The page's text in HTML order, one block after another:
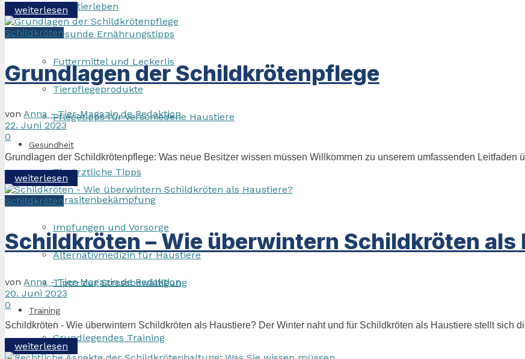
Haustierleben
Gesunde Ernährungstipps
Futtermittel und Leckerlis
Tierpflegeprodukte
Pflegetipps für verschiedene Haustiere
Gesundheit
Tierärztliche Tipps
Parasitenbekämpfung
Impfungen und Vorsorge
Alternativmedizin für Haustiere
Tipps zur Stressbewältigung
Training
Grundlegendes Training
weiterlesen Details
Schildkröten
Grundlagen der Schildkrötenpflege
von Anna - Tier-Magazin.de Redaktion
22. Juni 2023
0
Grundlagen der Schildkrötenpflege: Was neue Besitzer wissen müssen Willkommen zu unserem umfassenden Leitfaden
weiterlesen Details
Schildkröten
Schildkröten – Wie überwintern Schildkröten als
von Anna - Tier-Magazin.de Redaktion
20. Juni 2023
0
Schildkröten - Wie überwintern Schildkröten als Haustiere? Der Winter naht und für Schildkröten als Haustiere stellt sich
weiterlesen Details